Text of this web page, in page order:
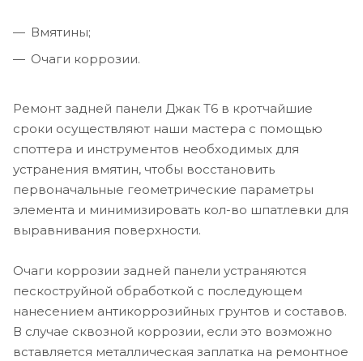
Вмятины;
Очаги коррозии.
Ремонт задней панели Джак Т6 в кротчайшие
сроки осуществляют наши мастера с помощью
споттера и инструментов необходимых для
устранения вмятин, чтобы восстановить
первоначальные геометрические параметры
элемента и минимизировать кол-во шпатлевки для
выравнивания поверхности.
Очаги коррозии задней панели устраняются
пескоструйной обработкой с последующем
нанесением антикоррозийных грунтов и составов.
В случае сквозной коррозии, если это возможно
вставляется металлическая заплатка на ремонтное